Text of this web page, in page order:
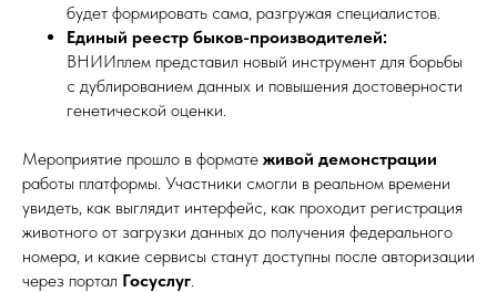
будет формировать сама, разгружая специалистов.
Единый реестр быков-производителей:
ВНИИплем представил новый инструмент для борьбы
с дублированием данных и повышения достоверности
генетической оценки.
Мероприятие прошло в формате живой демонстрации
работы платформы. Участники смогли в реальном времени
увидеть, как выглядит интерфейс, как проходит регистрация
животного от загрузки данных до получения федерального
номера, и какие сервисы станут доступны после авторизации
через портал Госуслуг.